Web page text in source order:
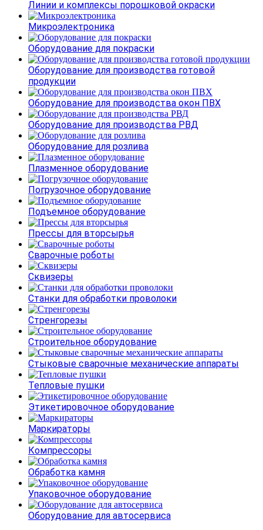
Линии и комплексы порошковой окраски
Микроэлектроника
Оборудование для покраски
Оборудование для производства готовой
продукции
Оборудование для производства окон ПВХ
Оборудование для производства РВД
Оборудование для розлива
Плазменное оборудование
Погрузочное оборудование
Подъемное оборудование
Прессы для вторсырья
Сварочные роботы
Сквизеры
Станки для обработки проволоки
Стренгорезы
Строительное оборудование
Стыковые сварочные механические аппараты
Тепловые пушки
Этикетировочное оборудование
Маркираторы
Компрессоры
Обработка камня
Упаковочное оборудование
Оборудование для автосервиса